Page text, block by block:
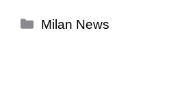
Categorie
Milan News